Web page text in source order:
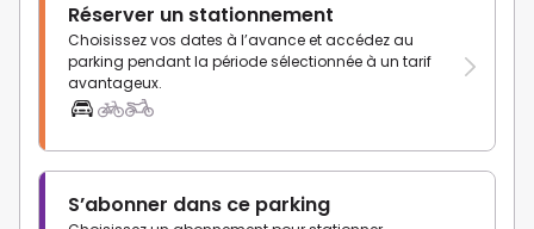
Réserver un stationnement
Choisissez vos dates à l’avance et accédez au
parking pendant la période sélectionnée à un tarif
avantageux.
S’abonner dans ce parking